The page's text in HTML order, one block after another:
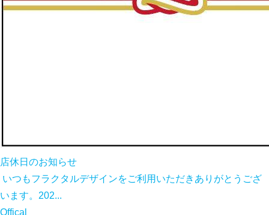
店休日のお知らせ
いつもフラクタルデザインをご利用いただきありがとうござ
います。202...
Offical